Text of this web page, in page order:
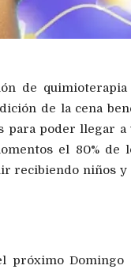
de quimioterapia
de la cena
para poder llegar
el 80% de
recibiendo niños
próximo